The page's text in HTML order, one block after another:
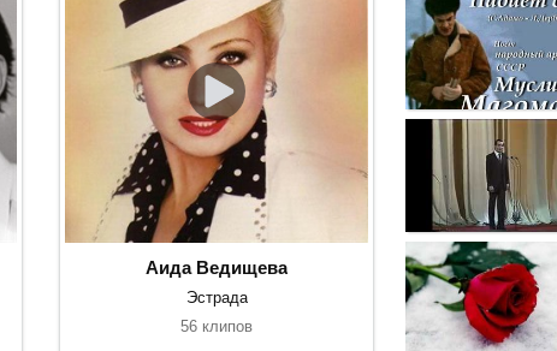
Аида Ведищева
Эстрада
56 клипов